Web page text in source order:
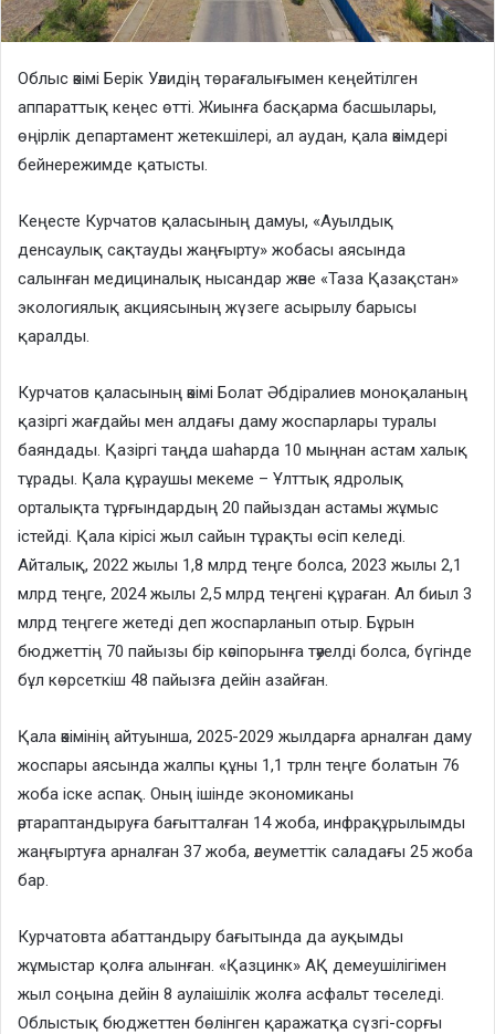
Облыс әкімі Берік Уәлидің төрағалығымен кеңейтілген
аппараттық кеңес өтті. Жиынға басқарма басшылары,
өңірлік департамент жетекшілері, ал аудан, қала әкімдері
бейнережимде қатысты.
Кеңесте Курчатов қаласының дамуы, «Ауылдық
денсаулық сақтауды жаңғырту» жобасы аясында
салынған медициналық нысандар және «Таза Қазақстан»
экологиялық акциясының жүзеге асырылу барысы
қаралды.
Курчатов қаласының әкімі Болат Әбдіралиев моноқаланың
қазіргі жағдайы мен алдағы даму жоспарлары туралы
баяндады. Қазіргі таңда шаһарда 10 мыңнан астам халық
тұрады. Қала құраушы мекеме – Ұлттық ядролық
орталықта тұрғындардың 20 пайыздан астамы жұмыс
істейді. Қала кірісі жыл сайын тұрақты өсіп келеді.
Айталық, 2022 жылы 1,8 млрд теңге болса, 2023 жылы 2,1
млрд теңге, 2024 жылы 2,5 млрд теңгені құраған. Ал биыл 3
млрд теңгеге жетеді деп жоспарланып отыр. Бұрын
бюджеттің 70 пайызы бір кәсіпорынға тәуелді болса, бүгінде
бұл көрсеткіш 48 пайызға дейін азайған.
Қала әкімінің айтуынша, 2025-2029 жылдарға арналған даму
жоспары аясында жалпы құны 1,1 трлн теңге болатын 76
жоба іске аспақ. Оның ішінде экономиканы
әртараптандыруға бағытталған 14 жоба, инфрақұрылымды
жаңғыртуға арналған 37 жоба, әлеуметтік саладағы 25 жоба
бар.
Курчатовта абаттандыру бағытында да ауқымды
жұмыстар қолға алынған. «Қазцинк» АҚ демеушілігімен
жыл соңына дейін 8 аулаішілік жолға асфальт төселеді.
Облыстық бюджеттен бөлінген қаражатқа сүзгі-сорғы